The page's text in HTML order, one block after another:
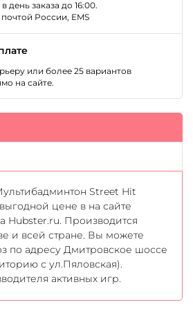
в день заказа до 16:00.
России, EMS
или более 25 вариантов
на сайте.
Street Hit
цене в на сайте
Hubster.ru. Производится
и всей стране. Вы можете
по адресу Дмитровское шоссе
с ул.Пяловская).
активных игр.